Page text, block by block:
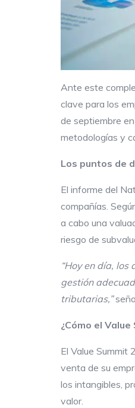
Ante este
clave para los
de septiembre
metodologías y
Los puntos de
El informe del
compañías.
a cabo una
riesgo de
“Hoy en día,
gestión
tributarias,”
¿Cómo el
El Value Summit
venta de su
los intangibles,
valor.